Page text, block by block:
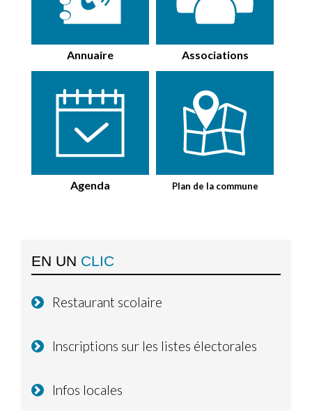
Annuaire Associations
Agenda Plan de la commune
EN UN CLIC
Restaurant scolaire
Inscriptions sur les listes électorales
Infos locales